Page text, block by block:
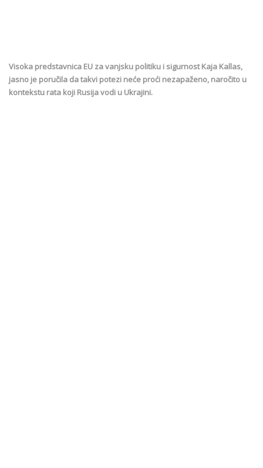
Visoka predstavnica EU za vanjsku politiku i sigurnost Kaja Kallas,
jasno je poručila da takvi potezi neće proći nezapaženo, naročito u
kontekstu rata koji Rusija vodi u Ukrajini.